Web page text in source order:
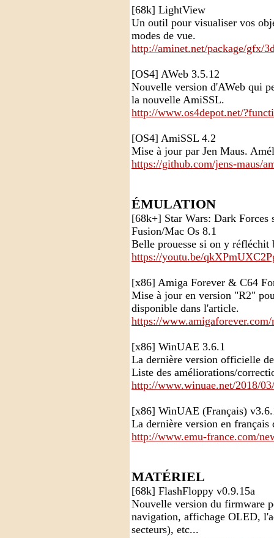
[68k] LightView
Un outil pour visualiser vos
modes de vue.
http://aminet.net/package/gfx/
[OS4] AWeb 3.5.12
Nouvelle version d'AWeb qui
la nouvelle AmiSSL.
http://www.os4depot.net/
[OS4] AmiSSL 4.2
Mise à jour par Jen Maus.
https://github.com/jens-maus/
ÉMULATION
[68k+] Star Wars: Dark Forces
Fusion/Mac Os 8.1
Belle prouesse si on y réfléchit
https://youtu.be/
[x86] Amiga Forever & C64
Mise à jour en version "R2"
disponible dans l'article.
https://
[x86] WinUAE 3.6.1
La dernière version officielle
Liste des améliorations/
http://www.winuae.net/2018/
[x86] WinUAE (Français)
La dernière version en
http://www.emu-france.com/
MATÉRIEL
[68k] FlashFloppy v0.9.15a
Nouvelle version du firmware
navigation, affichage OLED,
secteurs), etc...